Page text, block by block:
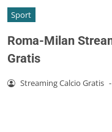
Sport
Roma-Milan
Gratis
Streaming Calcio Gratis -